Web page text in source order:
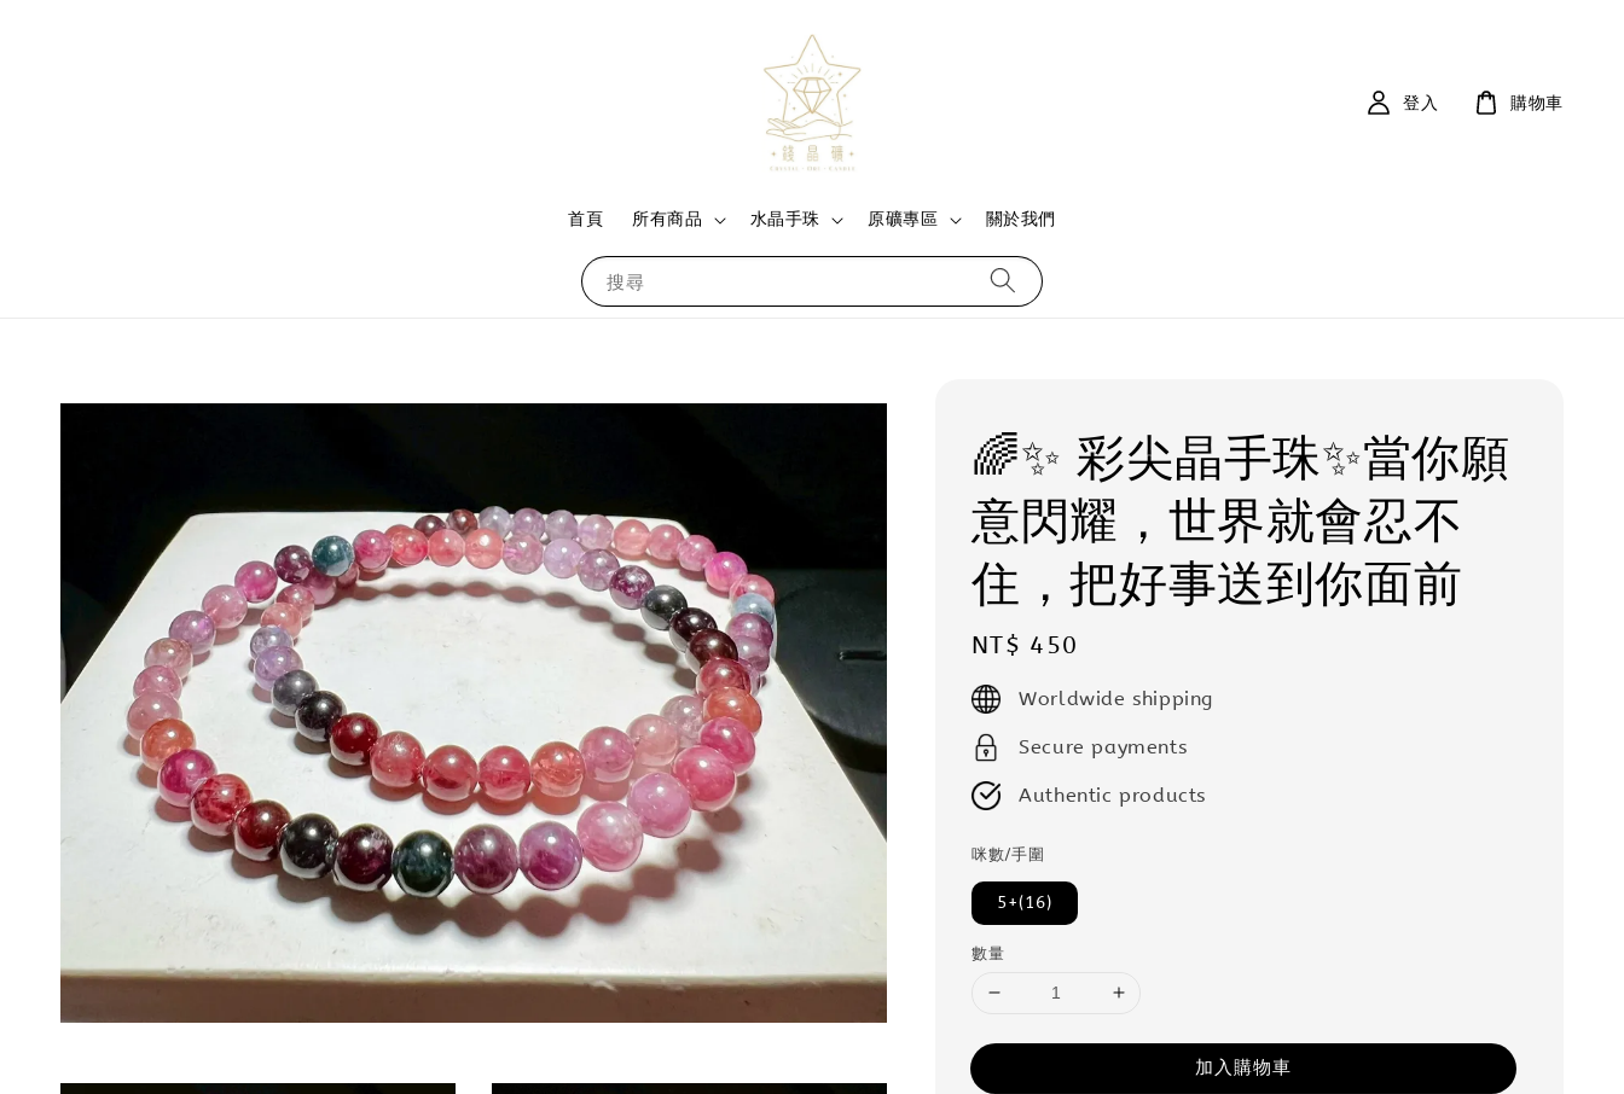
搜尋
首頁 所有商品 水晶手珠 原礦專區 關於我們
登入 購物車
🌈✨ 彩尖晶手珠✨當你願
意閃耀，世界就會忍不
住，把好事送到你面前
Regular
price
NT$ 450
Worldwide shipping
Secure payments
Authentic products
咪數/手圍
5+(16)
數量
加入購物車